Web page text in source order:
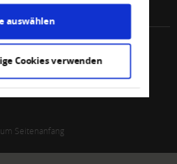
auswählen
Cookies verwenden
Lietuva
Datenschutz
Seitenanfang